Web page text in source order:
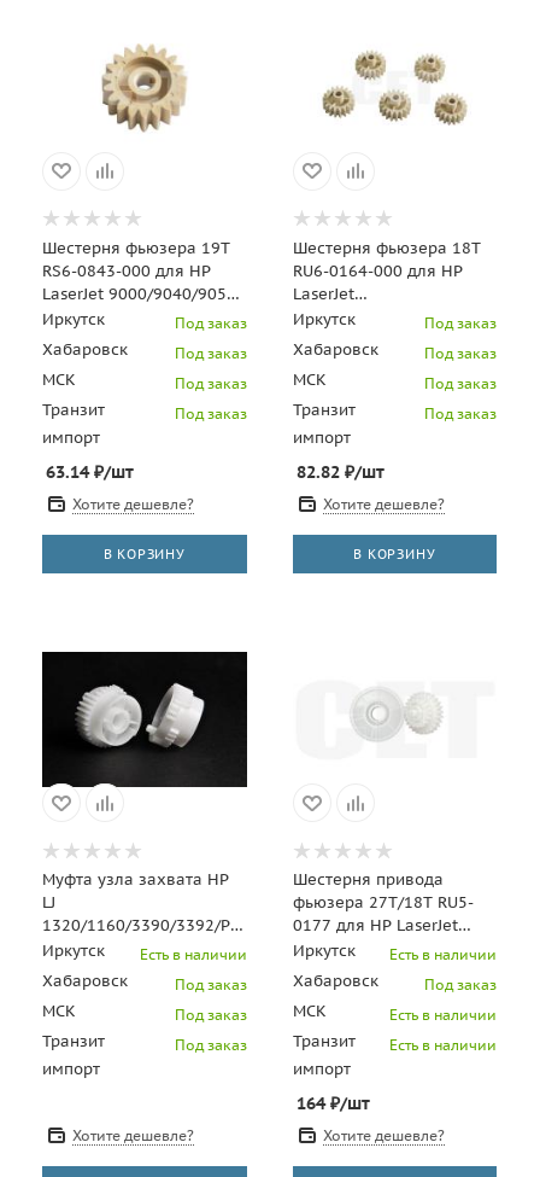
Шестерня фьюзера 19T
RS6-0843-000 для HP
LaserJet 9000/9040/9050
(CET), CET5904
Иркутск Под заказ
Хабаровск Под заказ
МСК Под заказ
Транзит
импорт
Под заказ
63.14₽/шт
Хотите дешевле?
В КОРЗИНУ
Шестерня фьюзера 18T
RU6-0164-000 для HP
LaserJet
P4014/P4015/P4515 (CET),
CET5806
Иркутск Под заказ
Хабаровск Под заказ
МСК Под заказ
Транзит
импорт
Под заказ
82.82₽/шт
Хотите дешевле?
В КОРЗИНУ
Муфта узла захвата HP
LJ
1320/1160/3390/3392/P2015/P2014/P2035/
P2055/M401 (RM1-
1301/RU5-0325/RU5-03
Иркутск Есть в наличии
Хабаровск Под заказ
МСК Под заказ
Транзит
импорт
Под заказ
Хотите дешевле?
Шестерня привода
фьюзера 27T/18T RU5-
0177 для HP LaserJet
1010/1012/1015, CANON
LBP2900/3000 (CET),
Иркутск Есть в наличии
Хабаровск Под заказ
МСК Есть в наличии
Транзит
импорт
Есть в наличии
164₽/шт
Хотите дешевле?